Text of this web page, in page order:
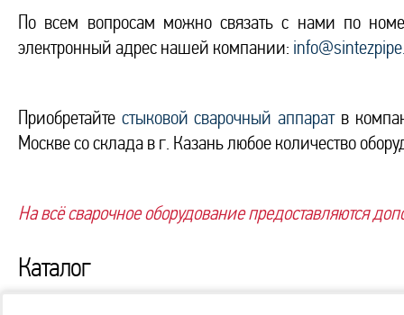
По всем вопросам можно связать с нами по
электронный адрес нашей компании:
Приобретайте стыковой сварочный аппаратв
Москве со склада в г. Казань любое количество
На всё сварочное оборудование предоставляются
Каталог